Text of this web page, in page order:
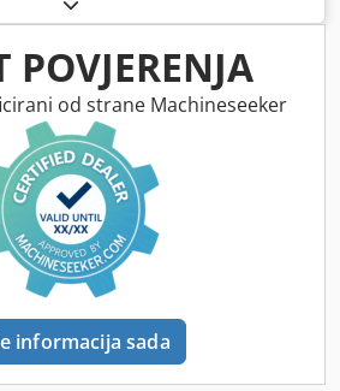
75 kW 12,75 bara 15,50
2018 Radni sati: 43.309
POVJERENJA
od strane Machineseeker
informacija sada